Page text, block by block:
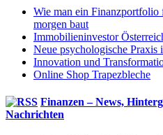
Wie man ein
morgen baut
Immobilieninvestor
Neue psychologische Praxis
Innovation und
Online Shop Trapezbleche
Finanzen – News,
Nachrichten